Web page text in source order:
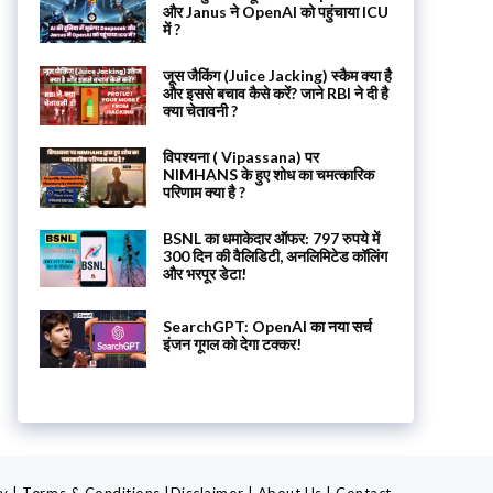
और Janus ने OpenAI को पहुंचाया ICU
में ?
जूस जैकिंग (Juice Jacking) स्कैम क्या है
और इससे बचाव कैसे करें? जाने RBI ने दी है
क्या चेतावनी ?
विपश्यना ( Vipassana) पर
NIMHANS के हुए शोध का चमत्कारिक
परिणाम क्या है ?
BSNL का धमाकेदार ऑफर: 797 रुपये में
300 दिन की वैलिडिटी, अनलिमिटेड कॉलिंग
और भरपूर डेटा!
SearchGPT: OpenAI का नया सर्च
इंजन गूगल को देगा टक्कर!